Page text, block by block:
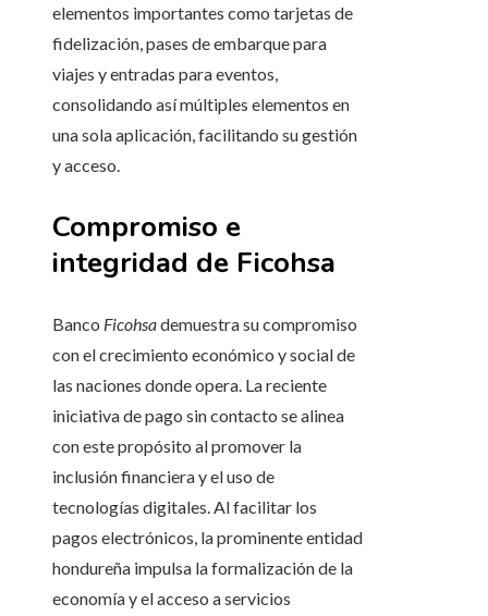
elementos importantes como tarjetas de
fidelización, pases de embarque para
viajes y entradas para eventos,
consolidando así múltiples elementos en
una sola aplicación, facilitando su gestión
y acceso.
Compromiso e
integridad de Ficohsa
Banco Ficohsademuestra su compromiso
con el crecimiento económico y social de
las naciones donde opera. La reciente
iniciativa de pago sin contacto se alinea
con este propósito al promover la
inclusión financiera y el uso de
tecnologías digitales. Al facilitar los
pagos electrónicos, la prominente entidad
hondureña impulsa la formalización de la
economía y el acceso a servicios